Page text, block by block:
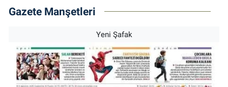
Gazete Manşetleri
Yeni Şafak